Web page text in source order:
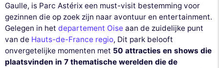
Gaulle, is Parc Astérix een must-visit bestemming voor
gezinnen die op zoek zijn naar avontuur en entertainment.
Gelegen in het departement Oise aan de zuidelijke punt
van de Hauts-de-France regio, Dit park belooft
onvergetelijke momenten met 50 attracties en shows die
plaatsvinden in 7 thematische werelden die de